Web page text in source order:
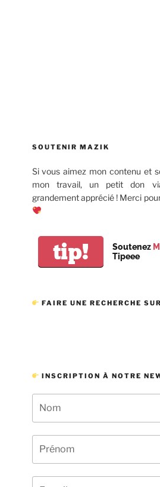
SOUTENIR MAZIK
Si vous aimez mon contenu et
mon travail, un petit don
grandement apprécié ! Merci
tip! Soutenez
Tipeee
FAIRE UNE RECHERCHE
INSCRIPTION À NOTRE